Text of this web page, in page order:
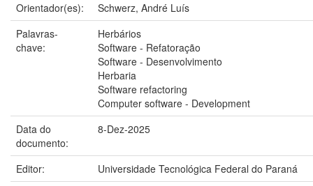
Orientador(es):
Schwerz, André Luís
Palavras-
chave:
Herbários
Software - Refatoração
Software - Desenvolvimento
Herbaria
Software refactoring
Computer software - Development
Data do
documento:
8-Dez-2025
Editor:
Universidade Tecnológica Federal do Paraná